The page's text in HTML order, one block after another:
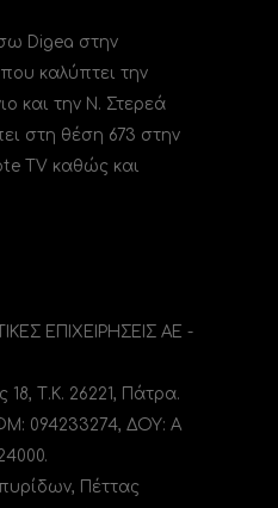
Digea στην
καλύπτει την
και την Ν. Στερεά
στη θέση 673 στην
TV καθώς και
ΕΠΙΧΕΙΡΗΣΕΙΣ ΑΕ -
Τ.Κ. 26221, Πάτρα.
094233274, ΔΟΥ: A
Πέττας